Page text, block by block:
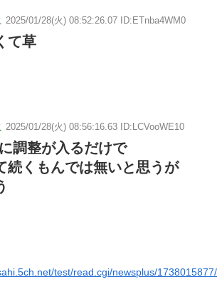
2025/01/28(火) 08:52:26.07 ID:ETnba4WM0
て草
2025/01/28(火) 08:56:16.63 ID:LCVooWE10
調整が入るだけで
続くもんでは無いと思うが
test/read.cgi/newsplus/1738015877/